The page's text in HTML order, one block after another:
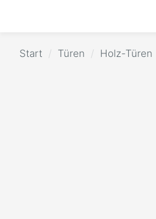
Start / Türen / Holz-Türen